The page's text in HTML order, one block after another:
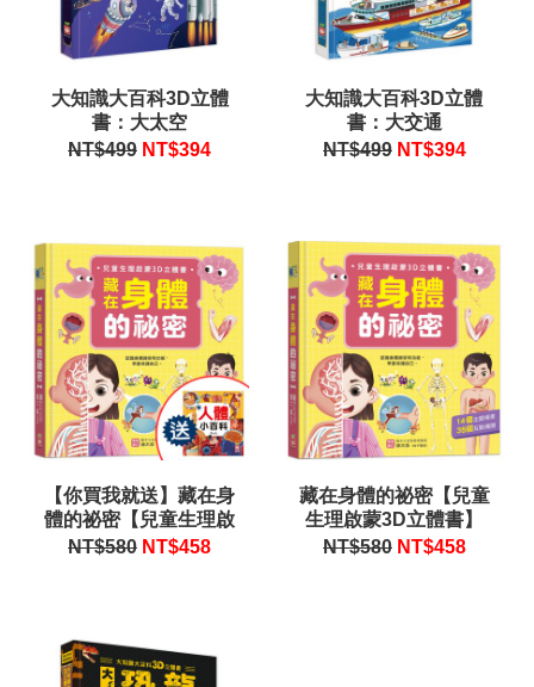
大知識大百科3D立體
書：大太空
NT$499 NT$394
大知識大百科3D立體
書：大交通
NT$499 NT$394
【你買我就送】藏在身
體的祕密【兒童生理啟
蒙3D立體書】
NT$580 NT$458
藏在身體的祕密【兒童
生理啟蒙3D立體書】
NT$580 NT$458